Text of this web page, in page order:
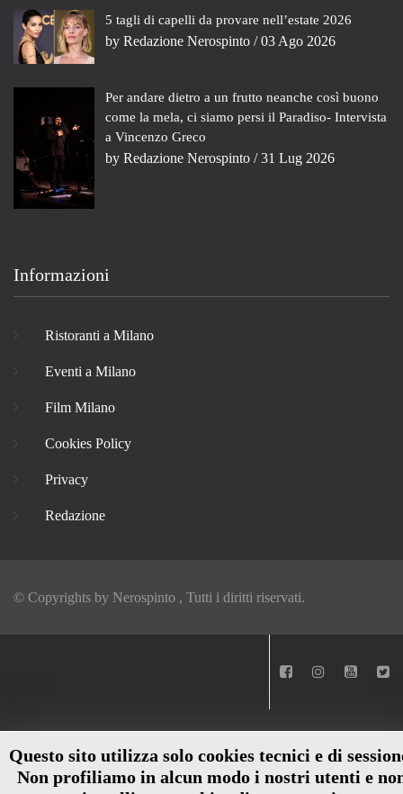
Questo sito utilizza solo cookies tecnici e di
Non profiliamo in alcun modo i nostri utenti e
5 tagli di capelli da provare nell’estate 2026
by Redazione Nerospinto / 03 Ago 2026
Per andare dietro a un frutto neanche così buono
come la mela, ci siamo persi il Paradiso- Intervista
a Vincenzo Greco
by Redazione Nerospinto / 31 Lug 2026
Informazioni
Ristoranti a Milano
Eventi a Milano
Film Milano
Cookies Policy
Privacy
Redazione
© Copyrights by Nerospinto , Tutti i diritti riservati.